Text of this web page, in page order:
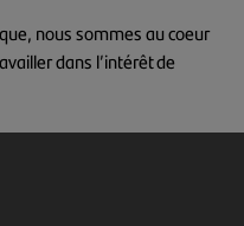
nous sommes au coeur
dans l’intérêt de